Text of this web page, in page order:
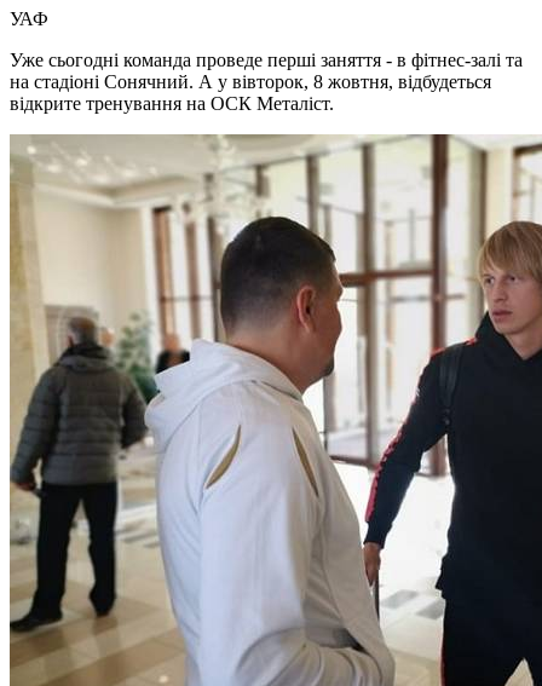
УАФ
Уже сьогодні команда проведе перші заняття - в фітнес-залі та
на стадіоні Сонячний. А у вівторок, 8 жовтня, відбудеться
відкрите тренування на ОСК Металіст.